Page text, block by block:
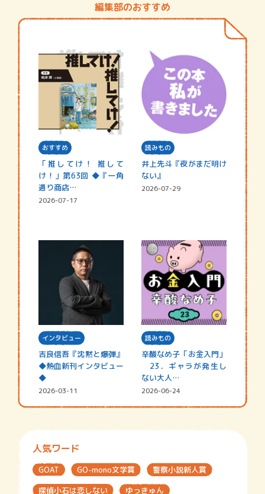
編集部のおすすめ
おすすめ
「推してけ！ 推して
け！」第63回 ◆『一角
通り商店…
2026-07-17
読みもの
井上先斗『夜がまだ明け
ない』
2026-07-29
インタビュー
吉良信吾『沈黙と爆弾』
◆熱血新刊インタビュー
◆
2026-03-11
読みもの
辛酸なめ子「お金入門」
23．ギャラが発生し
ない大人…
2026-06-24
人気ワード
GOAT GO-mono文学賞
警察小説新人賞
探偵小石は恋しない
ゆっきゅん